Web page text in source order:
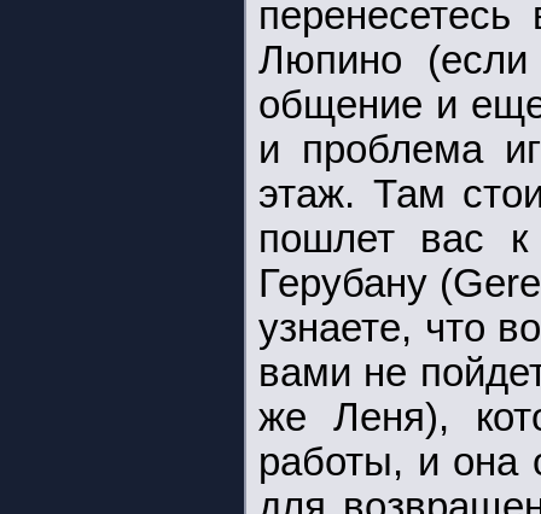
Люпино
общение и
и проблема
этаж. Там
пошлет вас
Герубану
узнаете, что
вами не
же Леня),
работы, и она